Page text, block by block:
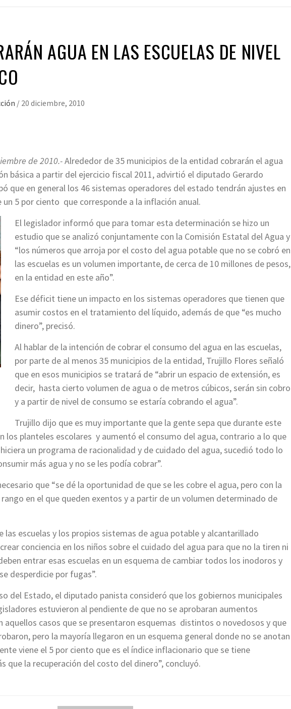
AGUA EN LAS ESCUELAS DE NIVEL
/ 20 diciembre, 2010
de 2010.-Alrededor de 35 municipios de la entidad cobrarán el agua
básica a partir del ejercicio fiscal 2011, advirtió el diputado Gerardo
que en general los 46 sistemas operadores del estado tendrán ajustes en
5 por ciento que corresponde a la inflación anual.
El legislador informó que para tomar esta determinación se hizo un
estudio que se analizó conjuntamente con la Comisión Estatal del Agua y
“los números que arroja por el costo del agua potable que no se cobró en
las escuelas es un volumen importante, de cerca de 10 millones de pesos,
en la entidad en este año”.
Ese déficit tiene un impacto en los sistemas operadores que tienen que
asumir costos en el tratamiento del líquido, además de que “es mucho
dinero”, precisó.
Al hablar de la intención de cobrar el consumo del agua en las escuelas,
por parte de al menos 35 municipios de la entidad, Trujillo Flores señaló
que en esos municipios se tratará de “abrir un espacio de extensión, es
decir, hasta cierto volumen de agua o de metros cúbicos, serán sin cobro
y a partir de nivel de consumo se estaría cobrando el agua”.
Trujillo dijo que es muy importante que la gente sepa que durante este
los planteles escolares y aumentó el consumo del agua, contrario a lo que
un programa de racionalidad y de cuidado del agua, sucedió todo lo
más agua y no se les podía cobrar”.
que “se dé la oportunidad de que se les cobre el agua, pero con la
en el que queden exentos y a partir de un volumen determinado de
las escuelas y los propios sistemas de agua potable y alcantarillado
conciencia en los niños sobre el cuidado del agua para que no la tiren ni
entrar esas escuelas en un esquema de cambiar todos los inodoros y
desperdicie por fugas”.
del Estado, el diputado panista consideró que los gobiernos municipales
estuvieron al pendiente de que no se aprobaran aumentos
aquellos casos que se presentaron esquemas distintos o novedosos y que
pero la mayoría llegaron en un esquema general donde no se anotan
viene el 5 por ciento que es el índice inflacionario que se tiene
que la recuperación del costo del dinero”, concluyó.